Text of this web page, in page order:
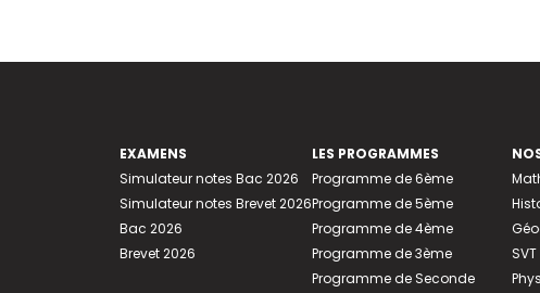
EXAMENS
Simulateur notes Bac 2026
Simulateur notes Brevet 2026
Bac 2026
Brevet 2026
LES PROGRAMMES
Programme de 6ème
Programme de 5ème
Programme de 4ème
Programme de 3ème
Programme de Seconde
SVT